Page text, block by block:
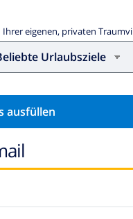
Ihrer eigenen, privaten
Beliebte Urlaubsziele
ausfüllen